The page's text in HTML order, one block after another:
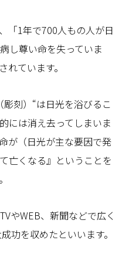
「1年で700人もの人が日
し尊い命を失っていま
れています。
刻）“は日光を浴びるこ
には消え去ってしまいま
が（日光が主な要因で発
亡くなる』ということを
やWEB、新聞などで広く
功を収めたといいます。